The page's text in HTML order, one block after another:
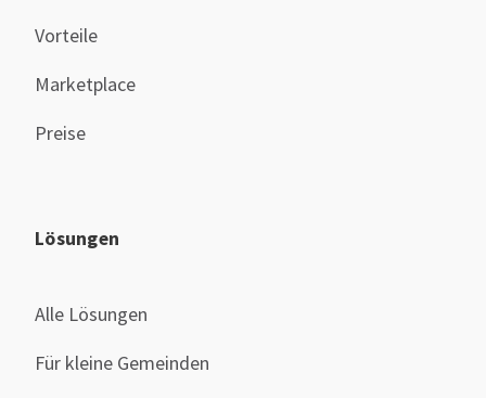
Vorteile
Marketplace
Preise
Lösungen
Alle Lösungen
Für kleine Gemeinden